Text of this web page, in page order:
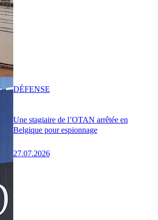
Une stagiaire de l’OTAN arrêtée en
Belgique pour espionnage
27.07.2026
DÉFENSE